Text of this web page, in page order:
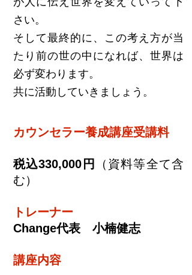
さい。
そして最終的に、この考え方が当
たり前の世の中になれば、世界は
必ず変わります。
共に活動していきましょう。
カウンセラー養成講座受講料
税込330,000円
（資料等全て含
む）
トレーナー
Change代表 小楠健志
講座内容